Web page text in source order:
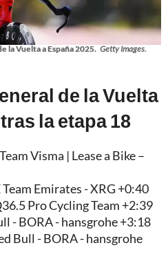
la Vuelta a España 2025. Getty Images.
de la Vuelta
la etapa 18
Visma | Lease a Bike –
Emirates - XRG +0:40
Pro Cycling Team +2:39
- BORA - hansgrohe +3:18
Bull - BORA - hansgrohe